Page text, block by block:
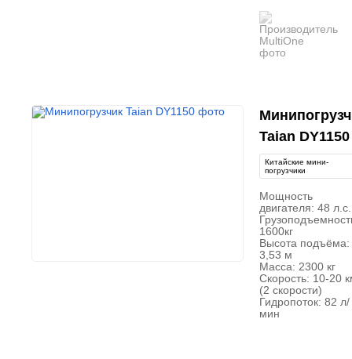
Taian DY1150
Китайские мини-
погрузчики
Мощность
двигателя: 48 л.с.
1600кг
Высота подъёма:
3,53 м
Масса: 2300 кг
Скорость: 10-20
(2 скорости)
Гидропоток: 82 л/
мин